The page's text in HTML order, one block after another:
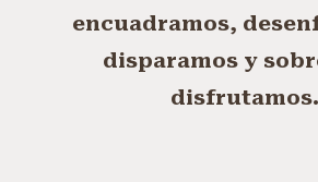
encuadramos,
disparamos y
disfrutamos.